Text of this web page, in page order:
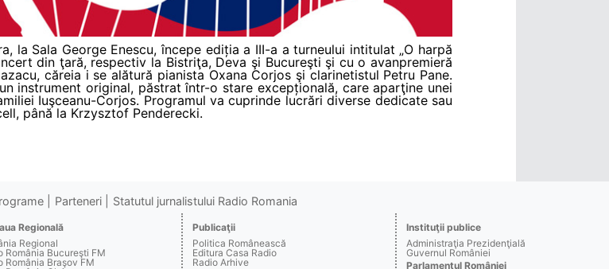
la Sala George Enescu, începe ediția a III-a a turneului intitulat „O harpă
din ţară, respectiv la Bistriţa, Deva şi Bucureşti şi cu o avanpremieră
căreia i se alătură pianista Oxana Corjos şi clarinetistul Petru Pane.
instrument original, păstrat într-o stare excepțională, care aparţine unei
Iuşceanu-Corjos. Programul va cuprinde lucrări diverse dedicate sau
până la Krzysztof Penderecki.
Parteneri Statutul jurnalistului Radio Romania
Regională
Regional
România Bucureşti FM
România Braşov FM
Publicaţii
Politica Românească
Editura Casa Radio
Radio Arhive
Instituţii publice
Administraţia Prezidenţială
Guvernul României
Parlamentul României